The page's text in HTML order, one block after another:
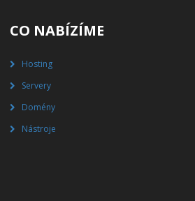
CO NABÍZÍME
Hosting
Servery
Domény
Nástroje